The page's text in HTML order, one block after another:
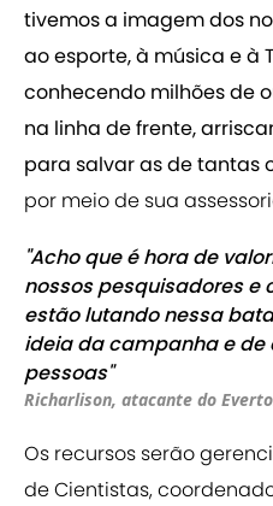
tivemos a imagem dos
ao esporte, à música e à
conhecendo milhões de
na linha de frente,
para salvar as de tantas
por meio de sua
"Acho que é hora de
nossos pesquisadores e
estão lutando nessa
ideia da campanha e de
pessoas"
Richarlison, atacante do
Os recursos serão
de Cientistas,